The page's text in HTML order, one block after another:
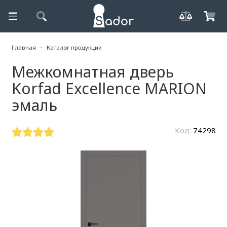
Главная Каталог продукции
Межкомнатная дверь
Korfad Excellence MARION
эмаль
Код: 74298